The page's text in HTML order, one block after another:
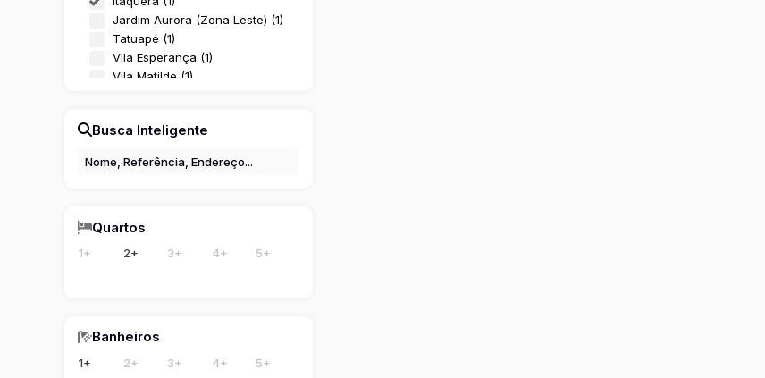
Jardim Aurora (Zona Leste) (1)
Tatuapé (1)
Vila Esperança (1)
Vila Matilde (1)
Busca Inteligente
Quartos
1+ 2+ 3+ 4+ 5+
Banheiros
1+ 2+ 3+ 4+ 5+